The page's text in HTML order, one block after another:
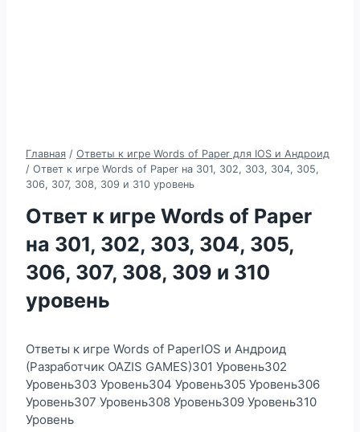
Главная / Ответы к игре Words of Paper для IOS и Андроид
/ Ответ к игре Words of Paper на 301, 302, 303, 304, 305,
306, 307, 308, 309 и 310 уровень
Ответ к игре Words of Paper
на 301, 302, 303, 304, 305,
306, 307, 308, 309 и 310
уровень
Ответы к игре Words of PaperIOS и Андроид
(Разработчик OAZIS GAMES)301 Уровень302
Уровень303 Уровень304 Уровень305 Уровень306
Уровень307 Уровень308 Уровень309 Уровень310
Уровень